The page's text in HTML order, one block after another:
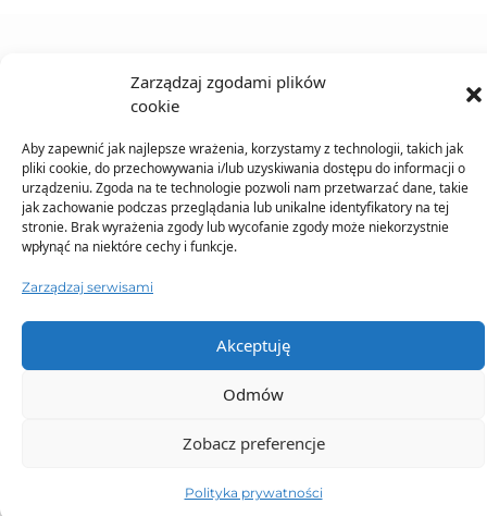
Zarządzaj zgodami plików
cookie
Aby zapewnić jak najlepsze wrażenia, korzystamy z technologii, takich jak
pliki cookie, do przechowywania i/lub uzyskiwania dostępu do informacji o
urządzeniu. Zgoda na te technologie pozwoli nam przetwarzać dane, takie
jak zachowanie podczas przeglądania lub unikalne identyfikatory na tej
stronie. Brak wyrażenia zgody lub wycofanie zgody może niekorzystnie
wpłynąć na niektóre cechy i funkcje.
Zarządzaj serwisami
Akceptuję
Odmów
Zobacz preferencje
Polityka prywatności
TO SIĘ TERAZ SPRZEDAJE
NOWOŚĆ